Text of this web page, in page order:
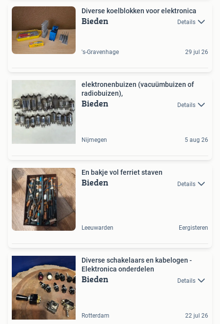
Diverse koelblokken voor elektronica
Bieden Details
's-Gravenhage 29 jul 26
elektronenbuizen (vacuümbuizen of
radiobuizen),
Bieden Details
Nijmegen 5 aug 26
En bakje vol ferriet staven
Bieden Details
Leeuwarden Eergisteren
Diverse schakelaars en kabelogen -
Elektronica onderdelen
Bieden Details
Rotterdam 22 jul 26